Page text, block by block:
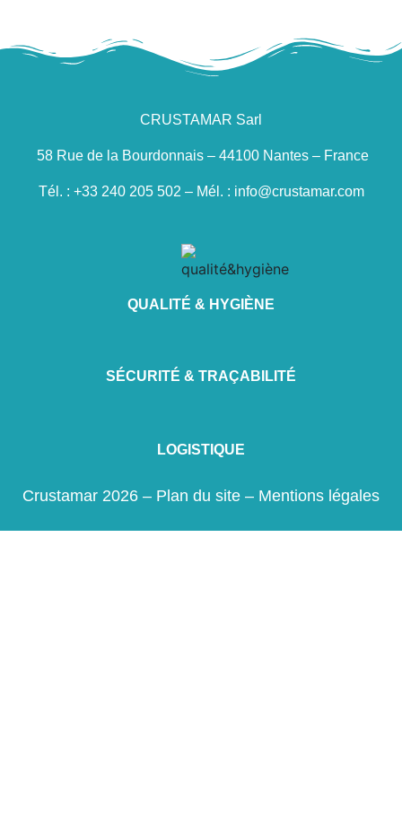
CRUSTAMAR Sarl
58 Rue de la Bourdonnais – 44100 Nantes – France
Tél. : +33 240 205 502 – Mél. : info@crustamar.com
QUALITÉ & HYGIÈNE
SÉCURITÉ & TRAÇABILITÉ
LOGISTIQUE
Crustamar 2026 – Plan du site – Mentions légales